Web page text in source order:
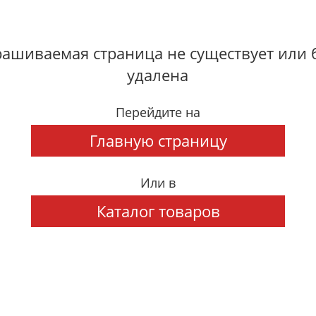
страница не существует или
удалена
Перейдите на
Главную страницу
Или в
Каталог товаров